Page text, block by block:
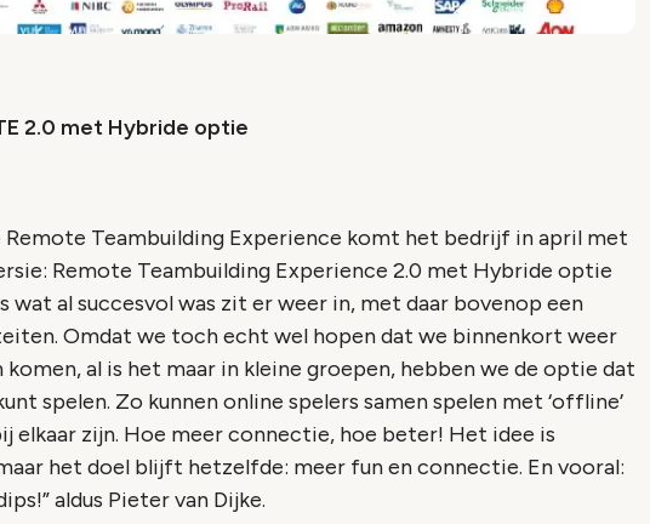
2.0 met Hybride optie
Remote Teambuilding Experience komt het bedrijf in april met
Remote Teambuilding Experience 2.0 met Hybride optie
wat al succesvol was zit er weer in, met daar bovenop een
Omdat we toch echt wel hopen dat we binnenkort weer
komen, al is het maar in kleine groepen, hebben we de optie dat
spelen. Zo kunnen online spelers samen spelen met ‘offline’
elkaar zijn. Hoe meer connectie, hoe beter! Het idee is
het doel blijft hetzelfde: meer fun en connectie. En vooral:
aldus Pieter van Dijke.